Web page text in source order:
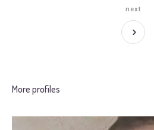
next
More profiles